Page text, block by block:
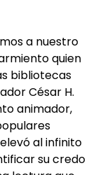
a nuestro
quien
bibliotecas
César H.
animador,
al infinito
su credo